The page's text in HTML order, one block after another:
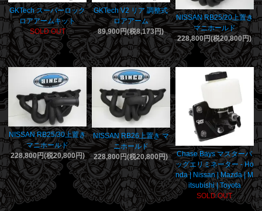
GKTech スーパーロック
ロアアームキット
SOLD OUT
GKTech V2 リア 調整式
ロアアーム
89,900円(税8,173円)
NISSAN RB25/20上置き
マニホールド
228,800円(税20,800円)
NISSAN RB25/30上置き
マニホールド
228,800円(税20,800円)
NISSAN RB26上置き マ
ニホールド
228,800円(税20,800円)
Chase Bays マスターバ
ッグエリミネーター - Ho
nda | Nissan | Mazda | M
itsubishi | Toyota
SOLD OUT